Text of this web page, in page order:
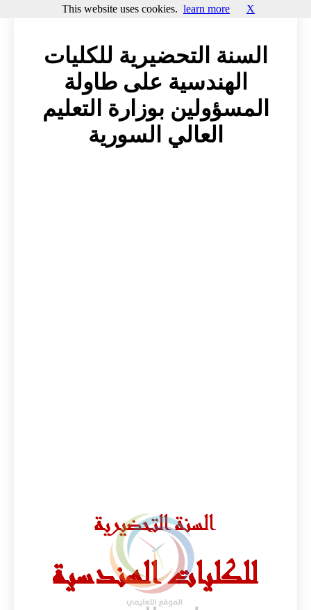
السنة التحضيرية للكليات
الهندسية على طاولة
المسؤولين بوزارة التعليم
العالي السورية
This website uses cookies. learn more X